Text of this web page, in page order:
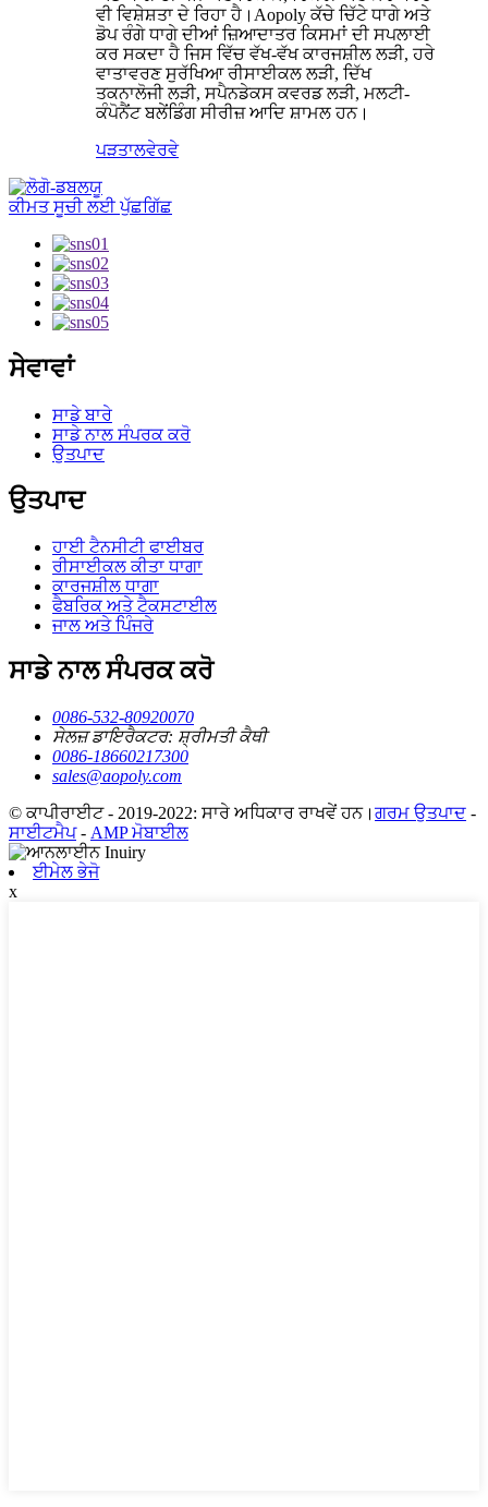
ਵੀ ਵਿਸ਼ੇਸ਼ਤਾ ਦੇ ਰਿਹਾ ਹੈ।Aopoly ਕੱਚੇ ਚਿੱਟੇ ਧਾਗੇ ਅਤੇ
ਡੋਪ ਰੰਗੇ ਧਾਗੇ ਦੀਆਂ ਜ਼ਿਆਦਾਤਰ ਕਿਸਮਾਂ ਦੀ ਸਪਲਾਈ
ਕਰ ਸਕਦਾ ਹੈ ਜਿਸ ਵਿੱਚ ਵੱਖ-ਵੱਖ ਕਾਰਜਸ਼ੀਲ ਲੜੀ, ਹਰੇ
ਵਾਤਾਵਰਣ ਸੁਰੱਖਿਆ ਰੀਸਾਈਕਲ ਲੜੀ, ਦਿੱਖ
ਤਕਨਾਲੋਜੀ ਲੜੀ, ਸਪੈਨਡੇਕਸ ਕਵਰਡ ਲੜੀ, ਮਲਟੀ-
ਕੰਪੋਨੈਂਟ ਬਲੇਂਡਿੰਗ ਸੀਰੀਜ਼ ਆਦਿ ਸ਼ਾਮਲ ਹਨ।
ਪੜਤਾਲਵੇਰਵੇ
ਕੀਮਤ ਸੂਚੀ ਲਈ ਪੁੱਛਗਿੱਛ
ਸੇਵਾਵਾਂ
ਸਾਡੇ ਬਾਰੇ
ਸਾਡੇ ਨਾਲ ਸੰਪਰਕ ਕਰੋ
ਉਤਪਾਦ
ਉਤਪਾਦ
ਹਾਈ ਟੈਨਸੀਟੀ ਫਾਈਬਰ
ਰੀਸਾਈਕਲ ਕੀਤਾ ਧਾਗਾ
ਕਾਰਜਸ਼ੀਲ ਧਾਗਾ
ਫੈਬਰਿਕ ਅਤੇ ਟੈਕਸਟਾਈਲ
ਜਾਲ ਅਤੇ ਪਿੰਜਰੇ
ਸਾਡੇ ਨਾਲ ਸੰਪਰਕ ਕਰੋ
0086-532-80920070
ਸੇਲਜ਼ ਡਾਇਰੈਕਟਰ: ਸ਼੍ਰੀਮਤੀ ਕੈਥੀ
0086-18660217300
sales@aopoly.com
© ਕਾਪੀਰਾਈਟ - 2019-2022: ਸਾਰੇ ਅਧਿਕਾਰ ਰਾਖਵੇਂ ਹਨ। ਗਰਮ ਉਤਪਾਦ -
ਸਾਈਟਮੈਪ- AMP ਮੋਬਾਈਲ
ਈਮੇਲ ਭੇਜੋ
x